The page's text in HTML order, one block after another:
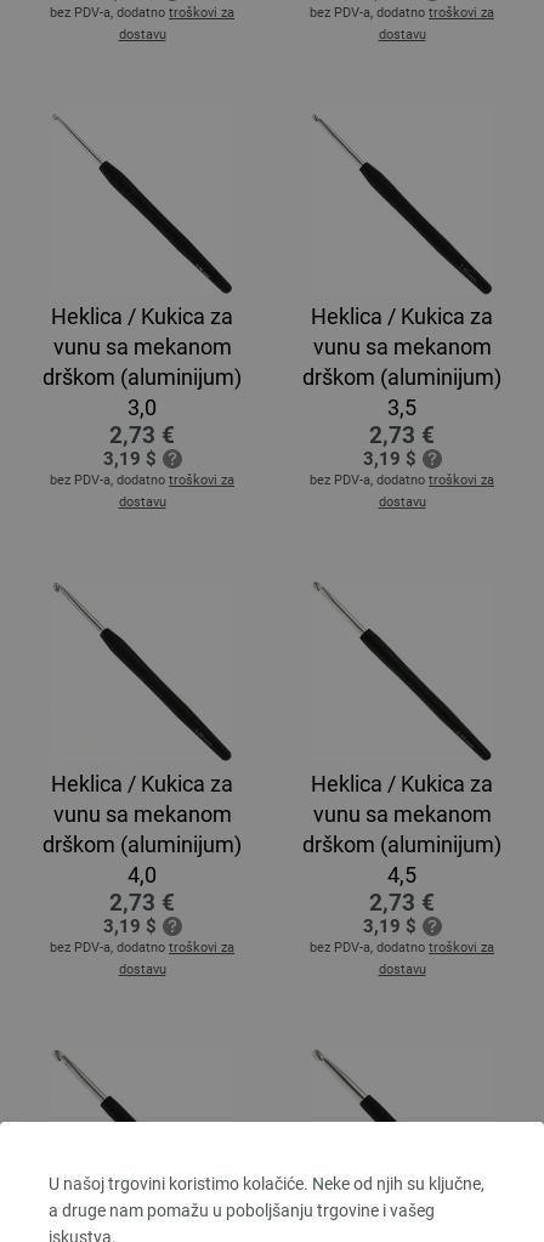
U našoj trgovini koristimo kolačiće. Neke od njih su ključne,
a druge nam pomažu u poboljšanju trgovine i vašeg
iskustva.
bez PDV-a, dodatno troškovi za
dostavu
bez PDV-a, dodatno troškovi za
dostavu
Heklica / Kukica za
vunu sa mekanom
drškom (aluminijum)
3,0
2,73 €
3,19 $
bez PDV-a, dodatno troškovi za
dostavu
Heklica / Kukica za
vunu sa mekanom
drškom (aluminijum)
3,5
2,73 €
3,19 $
bez PDV-a, dodatno troškovi za
dostavu
Heklica / Kukica za
vunu sa mekanom
drškom (aluminijum)
4,0
2,73 €
3,19 $
bez PDV-a, dodatno troškovi za
dostavu
Heklica / Kukica za
vunu sa mekanom
drškom (aluminijum)
4,5
2,73 €
3,19 $
bez PDV-a, dodatno troškovi za
dostavu